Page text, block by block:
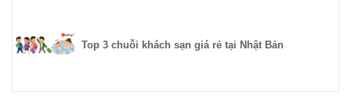
Top 3 chuỗi khách sạn giá rẻ tại Nhật Bản